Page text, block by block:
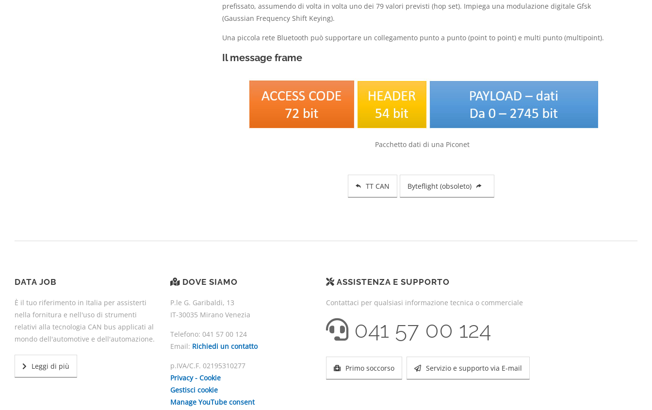
prefissato, assumendo di volta in volta uno dei 79 valori previsti (hop set). Impiega una modulazione digitale Gfsk
(Gaussian Frequency Shift Keying).
Una piccola rete Bluetooth può supportare un collegamento punto a punto (point to point) e multi punto (multipoint).
Il message frame
Pacchetto dati di una Piconet
TT CAN Byteflight (obsoleto)
DATA JOB
È il tuo riferimento in Italia per assisterti
nella fornitura e nell'uso di strumenti
relativi alla tecnologia CAN bus applicati al
mondo dell'automotive e dell'automazione.
Leggi di più
DOVE SIAMO
P.le G. Garibaldi, 13
IT-30035 Mirano Venezia
Telefono: 041 57 00 124
Email: Richiedi un contatto
p.IVA/C.F. 02195310277
Privacy - Cookie
Gestisci cookie
Manage YouTube consent
ASSISTENZA E SUPPORTO
Contattaci per qualsiasi informazione tecnica o commerciale
041 57 00 124
Primo soccorso Servizio e supporto via E-mail